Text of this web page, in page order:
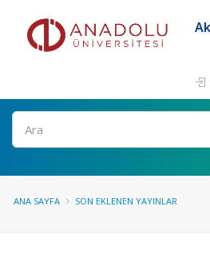
Ara
ANA SAYFA SON EKLENEN YAYINLAR